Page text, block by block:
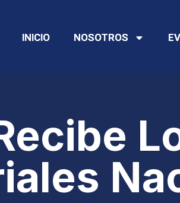
INICIO NOSOTROS
INICIO NOSOTROS